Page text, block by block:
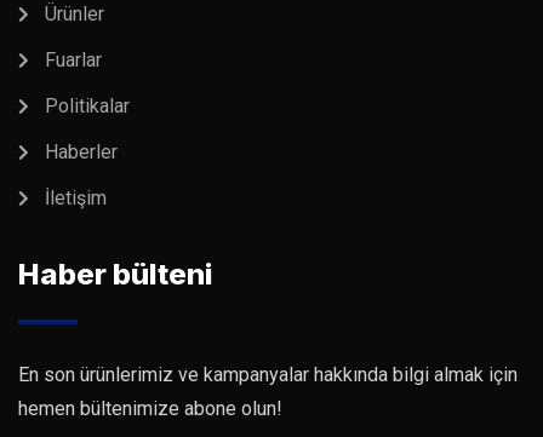
Ürünler
Fuarlar
Politikalar
Haberler
İletişim
Haber bülteni
En son ürünlerimiz ve kampanyalar hakkında bilgi almak için
hemen bültenimize abone olun!